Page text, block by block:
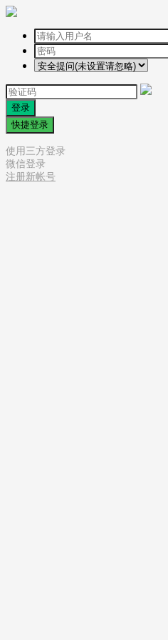
登录
快捷登录
使用三方登录
微信登录
注册新帐号